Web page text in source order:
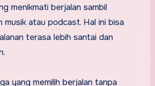
menikmati berjalan sambil
musik atau podcast. Hal ini bisa
terasa lebih santai dan
yang memilih berjalan tanpa